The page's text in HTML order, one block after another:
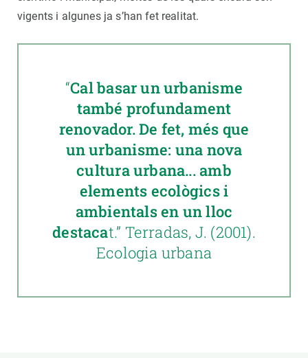
vigents i algunes ja s’han fet realitat.
“Cal basar un urbanisme
també profundament
renovador. De fet, més que
un urbanisme: una nova
cultura urbana... amb
elements ecològics i
ambientals en un lloc
destacat.” Terradas, J. (2001).
Ecologia urbana